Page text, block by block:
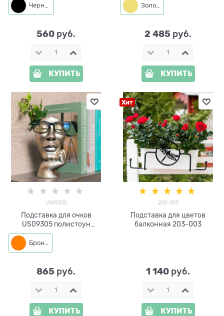
Черный
560 руб.
КУПИТЬ
Золото
2 485 руб.
КУПИТЬ
US09305
Подставка для очков
US09305 полистоун
цв.бронза
Бронза
865 руб.
КУПИТЬ
Хит
203-003
Подставка для цветов
балконная 203-003
1 140 руб.
КУПИТЬ